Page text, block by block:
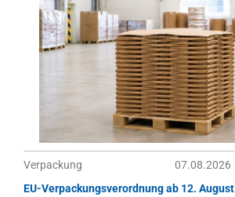
Verpackung
07.08.2026
EU-Verpackungsverordnung ab 12. August